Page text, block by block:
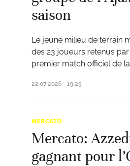
saison
Le jeune milieu de terrain
des 23 joueurs retenus par
premier match officiel de
22.07.2026 - 19:25
MERCATO
Mercato:
gagnant pour